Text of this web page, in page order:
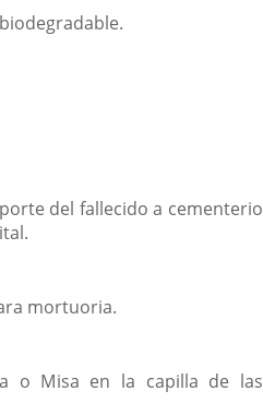
del fallecido a cementerio
mortuoria.
o Misa en la capilla de las